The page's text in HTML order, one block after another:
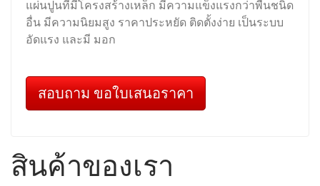
แผ่นปูนที่มีโครงสร้างเหล็ก มีความแข็งแรงกว่าพื้นชนิด
อื่น มีความนิยมสูง ราคาประหยัด ติดตั้งง่าย เป็นระบบ
อัดแรง และมี มอก
สอบถาม ขอใบเสนอราคา
สินค้าของเรา